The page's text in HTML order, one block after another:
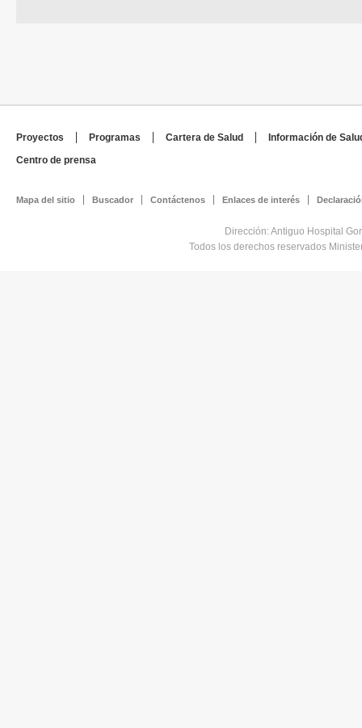
Proyectos Programas Cartera de Salud
Información de
Centro de prensa
Mapa del sitio Buscador Contáctenos Enlaces de interés
Dirección: Antiguo Hospital
Todos los derechos reservados